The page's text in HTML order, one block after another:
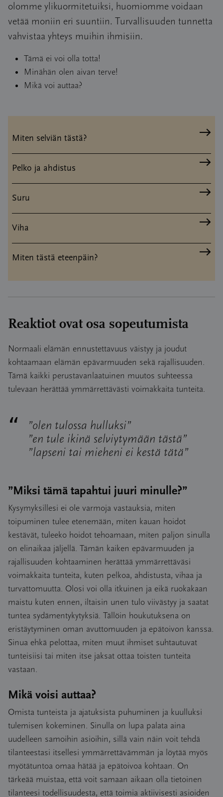
olomme ylikuormitetuiksi, huomiomme voidaan
vetää moniin eri suuntiin. Turvallisuuden tunnetta
vahvistaa yhteys muihin ihmisiin.
Tämä ei voi olla totta!
Minähän olen aivan terve!
Mikä voi auttaa?
Miten selviän tästä?
Pelko ja ahdistus
Suru
Viha
Miten tästä eteenpäin?
Reaktiot ovat osa sopeutumista
Normaali elämän ennustettavuus väistyy ja joudut
kohtaamaan elämän epävarmuuden sekä rajallisuuden.
Tämä kaikki perustavanlaatuinen muutos suhteessa
tulevaan herättää ymmärrettävästi voimakkaita tunteita.
”olen tulossa hulluksi”
”en tule ikinä selviytymään tästä”
”lapseni tai mieheni ei kestä tätä”
”Miksi tämä tapahtui juuri minulle?”
Kysymyksillesi ei ole varmoja vastauksia, miten
toipuminen tulee etenemään, miten kauan hoidot
kestävät, tuleeko hoidot tehoamaan, miten paljon sinulla
on elinaikaa jäljellä. Tämän kaiken epävarmuuden ja
rajallisuuden kohtaaminen herättää ymmärrettäväsi
voimakkaita tunteita, kuten pelkoa, ahdistusta, vihaa ja
turvattomuutta. Olosi voi olla itkuinen ja eikä ruokakaan
maistu kuten ennen, iltaisin unen tulo viivästyy ja saatat
tuntea sydämentykytyksiä. Tällöin houkutuksena on
eristäytyminen oman avuttomuuden ja epätoivon kanssa.
Sinua ehkä pelottaa, miten muut ihmiset suhtautuvat
tunteisiisi tai miten itse jaksat ottaa toisten tunteita
vastaan.
Mikä voisi auttaa?
Omista tunteista ja ajatuksista puhuminen ja kuulluksi
tulemisen kokeminen. Sinulla on lupa palata aina
uudelleen samoihin asioihin, sillä vain näin voit tehdä
tilanteestasi itsellesi ymmärrettävämmän ja löytää myös
myötätuntoa omaa hätää ja epätoivoa kohtaan. On
tärkeää muistaa, että voit samaan aikaan olla tietoinen
tilanteesi todellisuudesta, että toimia aktiivisesti asioiden